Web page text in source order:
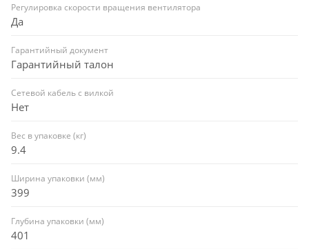
Регулировка скорости вращения вентилятора
Да
Гарантийный документ
Гарантийный талон
Сетевой кабель с вилкой
Нет
Вес в упаковке (кг)
9.4
Ширина упаковки (мм)
399
Глубина упаковки (мм)
401